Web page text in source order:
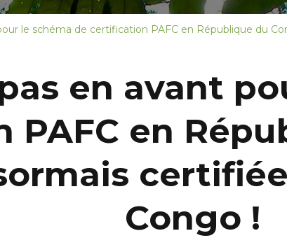
le schéma de certification PAFC en République du
en avant
en
Congo !